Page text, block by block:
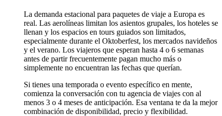
La demanda estacional para paquetes de viaje a Europa es
real. Las aerolíneas limitan los asientos grupales, los hoteles se
llenan y los espacios en tours guiados son limitados,
especialmente durante el Oktoberfest, los mercados navideños
y el verano. Los viajeros que esperan hasta 4 o 6 semanas
antes de partir frecuentemente pagan mucho más o
simplemente no encuentran las fechas que querían.
Si tienes una temporada o evento específico en mente,
comienza la conversación con tu agencia de viajes con al
menos 3 o 4 meses de anticipación. Esa ventana te da la mejor
combinación de disponibilidad, precio y flexibilidad.